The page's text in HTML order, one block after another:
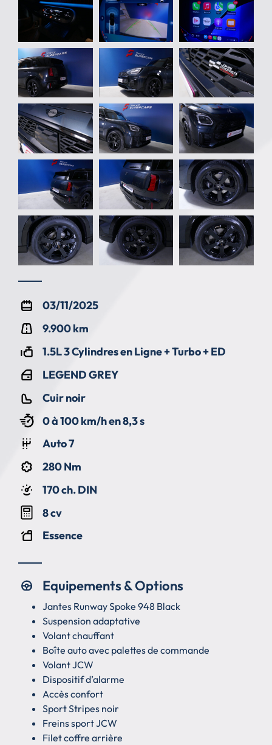
03/11/2025
9.900 km
1.5L 3 Cylindres en Ligne + Turbo + ED
LEGEND GREY
Cuir noir
0 à 100 km/h en 8,3 s
Auto 7
280 Nm
170 ch. DIN
8 cv
Essence
Equipements & Options
Jantes Runway Spoke 948 Black
Suspension adaptative
Volant chauffant
Boîte auto avec palettes de commande
Volant JCW
Dispositif d’alarme
Accès confort
Sport Stripes noir
Freins sport JCW
Filet coffre arrière